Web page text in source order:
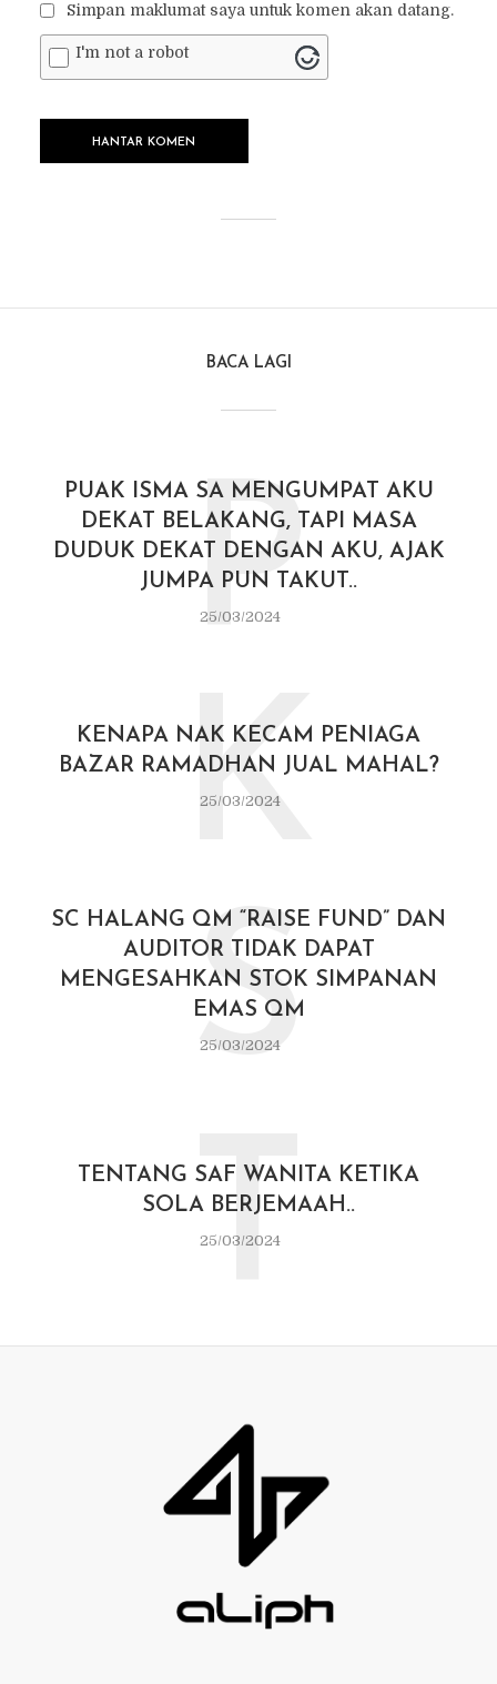
Simpan maklumat saya untuk komen akan datang.
I'm not a robot
BACA LAGI
PUAK ISMA SA MENGUMPAT AKU
DEKAT BELAKANG, TAPI MASA
DUDUK DEKAT DENGAN AKU, AJAK
JUMPA PUN TAKUT..
25/03/2024
P
KENAPA NAK KECAM PENIAGA
BAZAR RAMADHAN JUAL MAHAL?
25/03/2024
K
SC HALANG QM “RAISE FUND” DAN
AUDITOR TIDAK DAPAT
MENGESAHKAN STOK SIMPANAN
EMAS QM
25/03/2024
S
TENTANG SAF WANITA KETIKA
SOLA BERJEMAAH..
25/03/2024
T